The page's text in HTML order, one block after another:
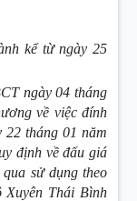
kể từ ngày 25
ngày 04 tháng
về việc đính
22 tháng 01 năm
định về đấu giá
sử dụng theo
Thái Bình